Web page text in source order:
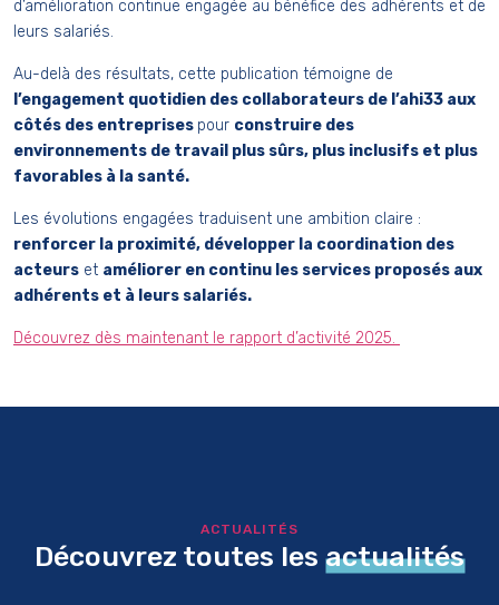
d’amélioration continue engagée au bénéfice des adhérents et de
leurs salariés.
Au-delà des résultats, cette publication témoigne de
l’engagement quotidien des collaborateurs de l’ahi33 aux
côtés des entreprises pour construire des
environnements de travail plus sûrs, plus inclusifs et plus
favorables à la santé.
Les évolutions engagées traduisent une ambition claire :
renforcer la proximité, développer la coordination des
acteurs et améliorer en continu les services proposés aux
adhérents et à leurs salariés.
Découvrez dès maintenant le rapport d’activité 2025.
ACTUALITÉS
Découvrez toutes les actualités